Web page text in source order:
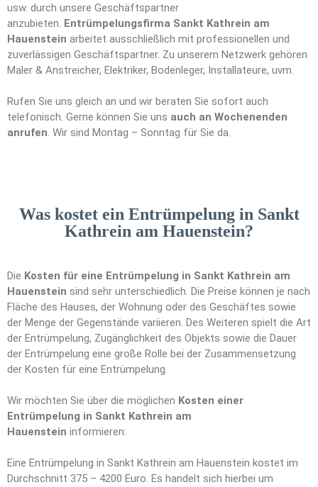
usw. durch unsere Geschäftspartner
anzubieten. Entrümpelungsfirma Sankt Kathrein am
Hauenstein arbeitet ausschließlich mit professionellen und
zuverlässigen Geschäftspartner. Zu unserem Netzwerk gehören
Maler & Anstreicher, Elektriker, Bodenleger, Installateure, uvm.
Rufen Sie uns gleich an und wir beraten Sie sofort auch
telefonisch. Gerne können Sie uns auch an Wochenenden
anrufen. Wir sind Montag – Sonntag für Sie da.
Was kostet ein Entrümpelung in Sankt
Kathrein am Hauenstein?
Die Kosten für eine Entrümpelung in Sankt Kathrein am
Hauenstein sind sehr unterschiedlich. Die Preise können je nach
Fläche des Hauses, der Wohnung oder des Geschäftes sowie
der Menge der Gegenstände variieren. Des Weiteren spielt die Art
der Entrümpelung, Zugänglichkeit des Objekts sowie die Dauer
der Entrümpelung eine große Rolle bei der Zusammensetzung
der Kosten für eine Entrümpelung.
Wir möchten Sie über die möglichen Kosten einer
Entrümpelung in Sankt Kathrein am
Hauenstein informieren:
Eine Entrümpelung in Sankt Kathrein am Hauenstein kostet im
Durchschnitt 375 – 4200 Euro. Es handelt sich hierbei um